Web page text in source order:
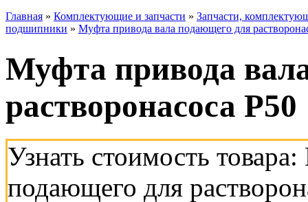
Главная » Комплектующие и запчасти » Запчасти,
подшипники » Муфта привода вала подающего для
Муфта привода
растворонасоса Р50
Узнать стоимость
подающего для